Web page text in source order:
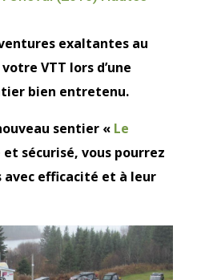
exaltantes au
VTT lors d’une
bien entretenu.
sentier « Le
et sécurisé, vous pourrez
avec efficacité et à leur